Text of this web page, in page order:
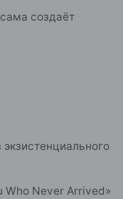
создаёт
Who Never Arrived»